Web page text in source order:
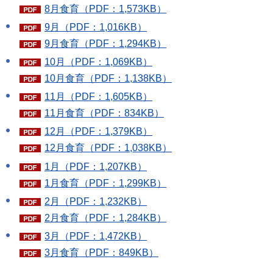
8月食育（PDF：1,573KB）
9月（PDF：1,016KB）
9月食育（PDF：1,294KB）
10月（PDF：1,069KB）
10月食育（PDF：1,138KB）
11月（PDF：1,605KB）
11月食育（PDF：834KB）
12月（PDF：1,379KB）
12月食育（PDF：1,038KB）
1月（PDF：1,207KB）
1月食育（PDF：1,299KB）
2月（PDF：1,232KB）
2月食育（PDF：1,284KB）
3月（PDF：1,472KB）
3月食育（PDF：849KB）